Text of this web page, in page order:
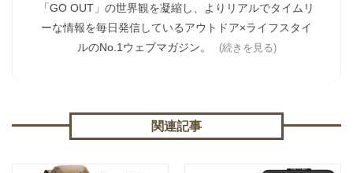
「GO OUT」の世界観を凝縮し、よりリアルでタイムリ
ーな情報を毎日発信しているアウトドア×ライフスタイ
ルのNo.1ウェブマガジン。
(続きを見る)
関連記事